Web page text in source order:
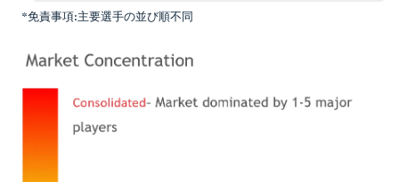
*免責事項:主要選手の並び順不同